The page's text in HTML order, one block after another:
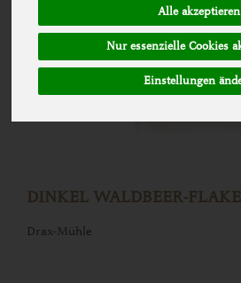
Alle akzeptieren
Nur essenzielle Cookies
Einstellungen
DINKEL WALDBEER-
Drax-Mühle